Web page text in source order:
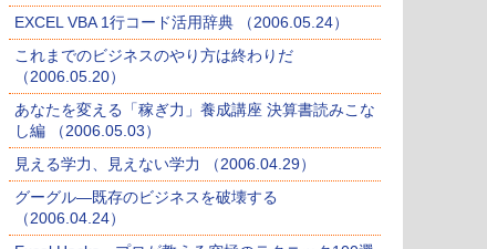
EXCEL VBA 1行コード活用辞典 （2006.05.24）
これまでのビジネスのやり方は終わりだ
（2006.05.20）
あなたを変える「稼ぎ力」養成講座 決算書読みこな
し編 （2006.05.03）
見える学力、見えない学力 （2006.04.29）
グーグル―既存のビジネスを破壊する
（2006.04.24）